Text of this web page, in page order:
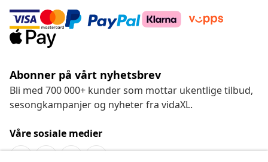
Abonner på vårt nyhetsbrev
Bli med 700 000+ kunder som mottar ukentlige tilbud,
sesongkampanjer og nyheter fra vidaXL.
Våre sosiale medier